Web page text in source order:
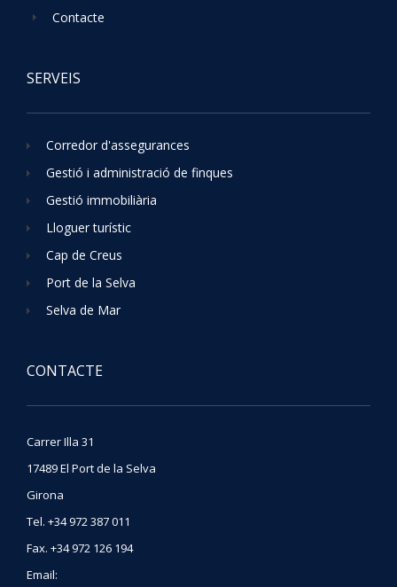
Contacte
SERVEIS
Corredor d'assegurances
Gestió i administració de finques
Gestió immobiliària
Lloguer turístic
Cap de Creus
Port de la Selva
Selva de Mar
CONTACTE
Carrer Illa 31
17489El Port de la Selva
Girona
Tel. +34 972 387 011
Fax. +34 972 126 194
Email: